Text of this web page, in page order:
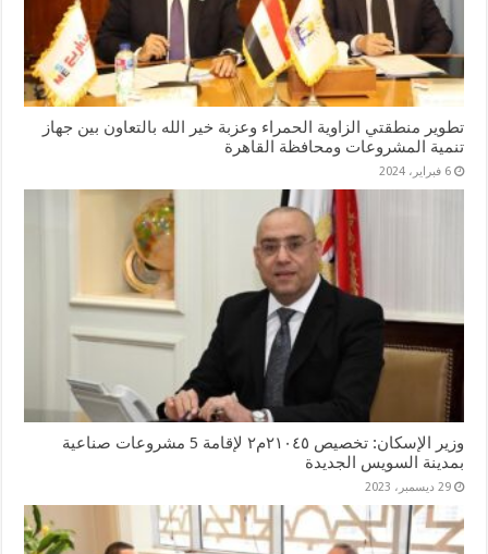
تطوير منطقتي الزاوية الحمراء وعزبة خير الله بالتعاون بين جهاز
تنمية المشروعات ومحافظة القاهرة
6 فبراير، 2024
وزير الإسكان: تخصيص ٢١٠٤٥م٢ لإقامة 5 مشروعات صناعية
بمدينة السويس الجديدة
29 ديسمبر، 2023